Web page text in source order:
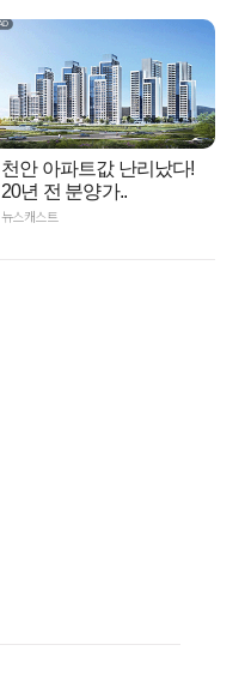
천안 아파트값 난리났다!
20년 전 분양가..
뉴스캐스트